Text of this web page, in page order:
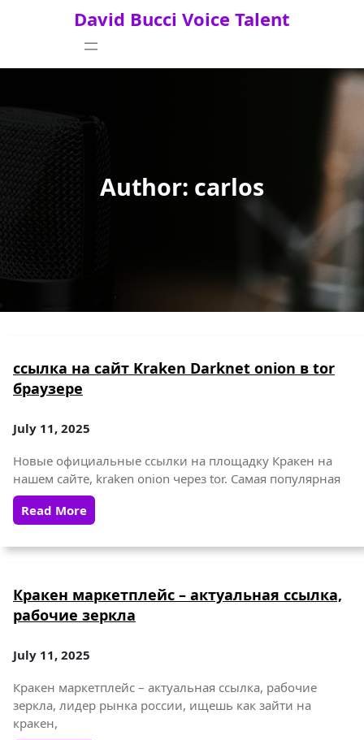
David Bucci Voice Talent
Author: carlos
ссылка на сайт Kraken Darknet onion в tor
браузере
July 11, 2025
Новые официальные ссылки на площадку Кракен на
нашем сайте, kraken onion через tor. Самая популярная
Read More
Кракен маркетплейс – актуальная ссылка,
рабочие зеркла
July 11, 2025
Кракен маркетплейс – актуальная ссылка, рабочие
зеркла, лидер рынка россии, ищешь как зайти на
кракен,